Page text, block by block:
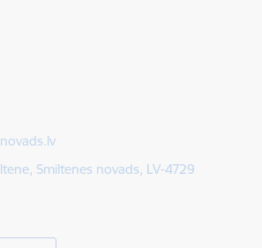
Smiltenes novads, LV-4729